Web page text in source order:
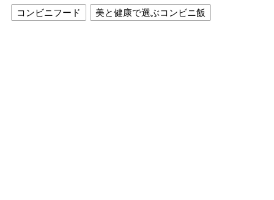
コンビニフード
美と健康で選ぶコンビニ飯